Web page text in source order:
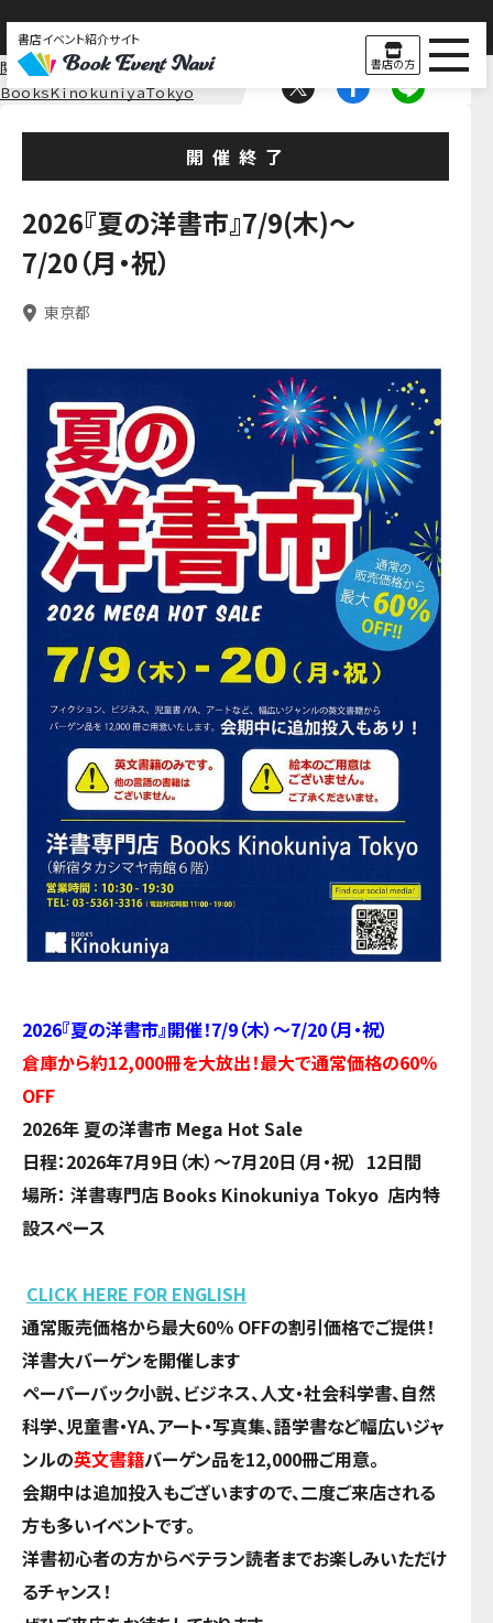
書店イベント紹介サイト
書店の方
関東
東京
ＢｏｏｋｓＫｉｎｏｋｕｎｉｙａＴｏｋｙｏ
開催終了
2026『夏の洋書市』7/9(木)～
7/20（月・祝）
東京都
2026『夏の洋書市』開催！7/9（木）～7/20（月・祝）
倉庫から約12,000冊を大放出！最大で通常価格の60％
OFF
2026年 夏の洋書市 Mega Hot Sale
日程：2026年7月9日（木）～7月20日（月・祝） 12日間
場所： 洋書専門店 Books Kinokuniya Tokyo 店内特
設スペース
CLICK HERE FOR ENGLISH
通常販売価格から最大60％ OFFの割引価格でご提供！
洋書大バーゲンを開催します
ペーパーバック小説、ビジネス、人文・社会科学書、自然
科学、児童書・YA、アート・写真集、語学書など幅広いジャ
ンルの英文書籍バーゲン品を12,000冊ご用意。
会期中は追加投入もございますので、二度ご来店される
方も多いイベントです。
洋書初心者の方からベテラン読者までお楽しみいただけ
るチャンス！